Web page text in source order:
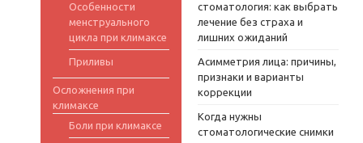
Особенности
менструального
цикла при климаксе
Приливы
Осложнения при
климаксе
Боли при климаксе
стоматология: как выбрать
лечение без страха и
лишних ожиданий
Асимметрия лица: причины,
признаки и варианты
коррекции
Когда нужны
стоматологические снимки